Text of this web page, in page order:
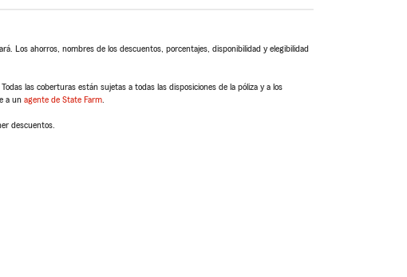
Los ahorros, nombres de los descuentos, porcentajes, disponibilidad y elegibilidad
las coberturas están sujetas a todas las disposiciones de la póliza y a los
a un agente de State Farm
descuentos.